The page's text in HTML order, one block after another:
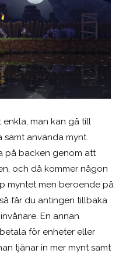
man kan gå till
samt använda mynt.
på backen genom att
och då kommer någon
myntet men beroende på
får du antingen tillbaka
En annan
för enheter eller
tjänar in mer mynt samt